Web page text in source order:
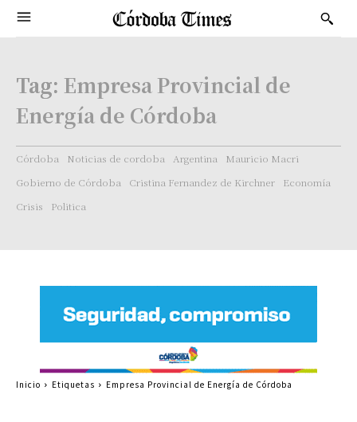
Tag: Empresa Provincial de
Energía de Córdoba
Córdoba Noticias de cordoba Argentina
Mauricio Macri
Gobierno de Córdoba
Cristina Fernandez de Kirchner
Economía
Crisis
Politica
Inicio Etiquetas Empresa Provincial de Energía de Córdoba